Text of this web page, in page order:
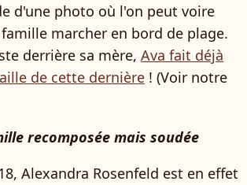
d'une photo où l'on peut voire
marcher en bord de plage.
derrière sa mère, Ava fait déjà
de cette dernière ! (Voir notre
recomposée mais soudée
Alexandra Rosenfeld est en effet